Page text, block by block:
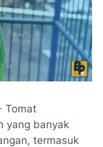
Tomat
yang banyak
termasuk